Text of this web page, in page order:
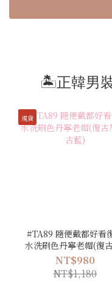
🏝️正韓男
現貨
#TA89 隨便戴都好看
水洗刷色丹寧老帽(復
復古藍)
NT$980
NT$1,180